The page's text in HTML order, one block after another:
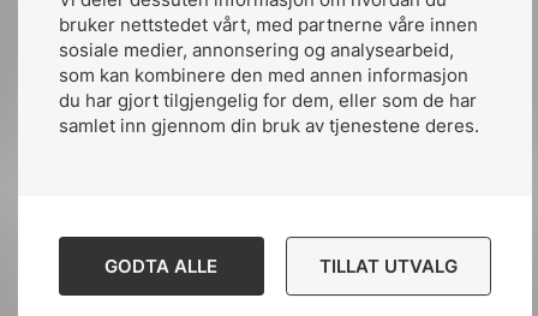
bruker nettstedet vårt, med partnerne våre innen
sosiale medier, annonsering og analysearbeid,
som kan kombinere den med annen informasjon
du har gjort tilgjengelig for dem, eller som de har
samlet inn gjennom din bruk av tjenestene deres.
GODTA ALLE TILLAT UTVALG
ekspert på
høyspenningskabler
Roberto Gaspari har en lang internasjonal
nøkkelperson i IEC TC 20, der han siden
2014 har ledet arbeidet i arbeidsgruppe WG